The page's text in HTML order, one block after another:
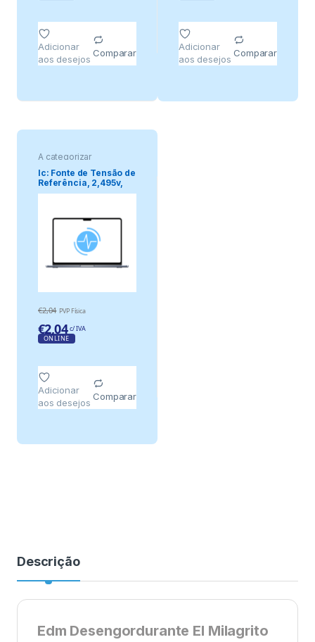
Adicionar
aos desejos
Comparar
Adicionar
aos desejos
Comparar
A categorizar
Ic: Fonte de Tensão de
Referência, 2,495v,
±2,2%,.
€2,04 PVP Física
€2,04 c/ IVA
ONLINE
Adicionar
aos desejos
Comparar
Descrição
Edm Desengordurante El Milagrito